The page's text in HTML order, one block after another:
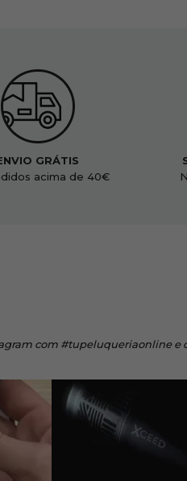
GRÁTIS
acima de 40€
com #tupeluqueriaonline e